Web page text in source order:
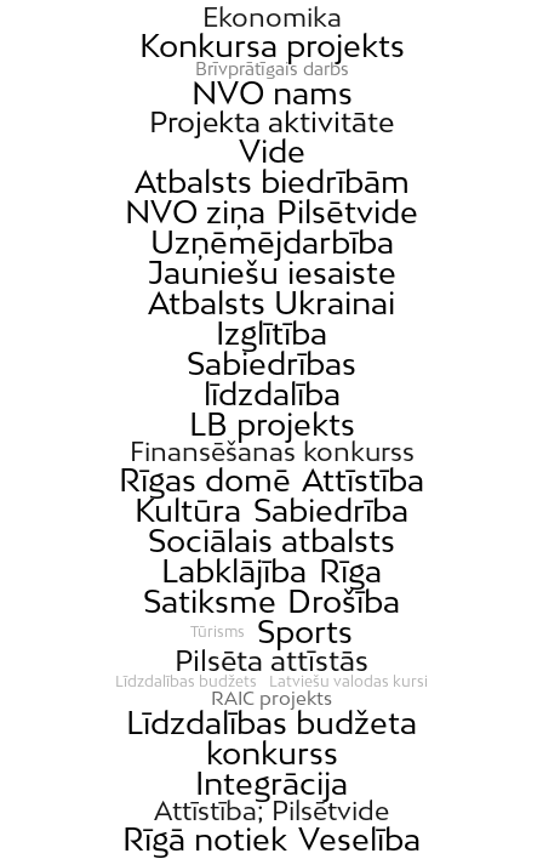
Ekonomika
Konkursa projekts
Brīvprātīgais darbs
NVO nams
Projekta aktivitāte
Vide
Atbalsts biedrībām
NVO ziņa Pilsētvide
Uzņēmējdarbība
Jauniešu iesaiste
Atbalsts Ukrainai
Izglītība
Sabiedrības
līdzdalība
LB projekts
Finansēšanas konkurss
Rīgas domē Attīstība
Kultūra Sabiedrība
Sociālais atbalsts
Labklājība Rīga
Satiksme Drošība
Tūrisms Sports
Pilsēta attīstās
Līdzdalības budžets Latviešu valodas kursi
RAIC projekts
Līdzdalības budžeta
konkurss
Integrācija
Attīstība; Pilsētvide
Rīgā notiek Veselība